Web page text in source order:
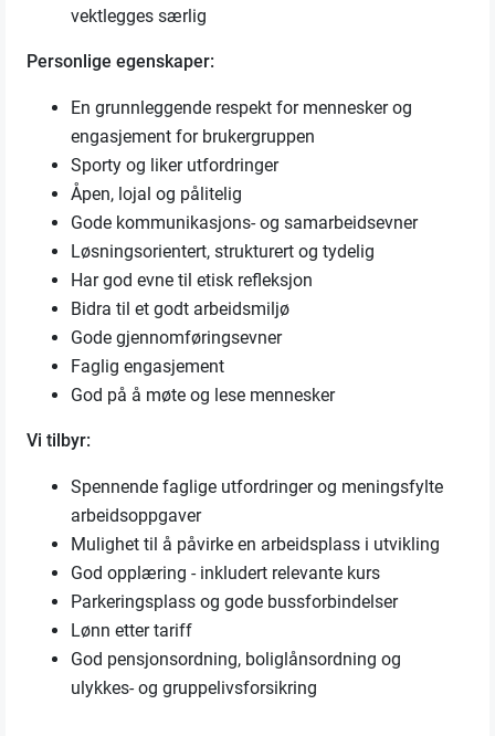
vektlegges særlig
Personlige egenskaper:
En grunnleggende respekt for mennesker og
engasjement for brukergruppen
Sporty og liker utfordringer
Åpen, lojal og pålitelig
Gode kommunikasjons- og samarbeidsevner
Løsningsorientert, strukturert og tydelig
Har god evne til etisk refleksjon
Bidra til et godt arbeidsmiljø
Gode gjennomføringsevner
Faglig engasjement
God på å møte og lese mennesker
Vi tilbyr:
Spennende faglige utfordringer og meningsfylte
arbeidsoppgaver
Mulighet til å påvirke en arbeidsplass i utvikling
God opplæring - inkludert relevante kurs
Parkeringsplass og gode bussforbindelser
Lønn etter tariff
God pensjonsordning, boliglånsordning og
ulykkes- og gruppelivsforsikring